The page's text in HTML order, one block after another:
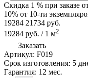
Скидка 1 % при заказе
10% от 10-ти
19284 21734 руб.
19284 руб. / 1 м2
Заказать
Артикул: F019
Срок изготовления: 5
Гарантия: 12 мес.